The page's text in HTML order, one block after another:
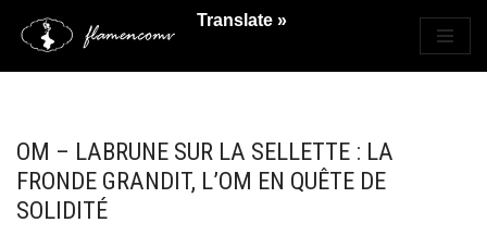
Saltar
OM – LABRUNE SUR LA SELLETTE : LA
FRONDE GRANDIT, L’OM EN QUÊTE DE
SOLIDITÉ
Translate »